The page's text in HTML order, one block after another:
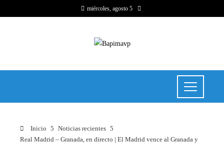
miércoles, agosto 5
Inicio
Noticias recientes
Real Madrid – Granada, en directo | El Madrid vence al Granada y